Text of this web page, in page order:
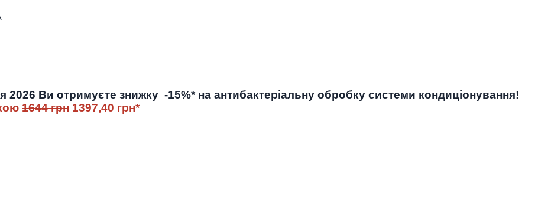
Ви отримуєте знижку -15%* на антибактеріальну обробку системи кондиціонування!
1644 грн 1397,40 грн*